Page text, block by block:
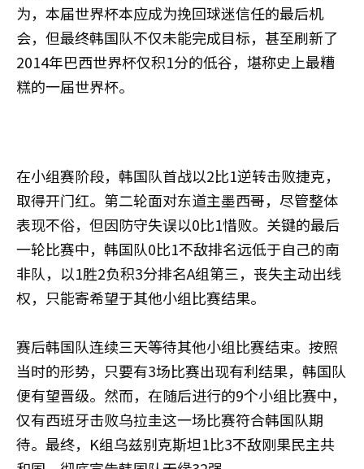
为，本届世界杯本应成为挽回球迷信任的最后机
会，但最终韩国队不仅未能完成目标，甚至刷新了
2014年巴西世界杯仅积1分的低谷，堪称史上最糟
糕的一届世界杯。
在小组赛阶段，韩国队首战以2比1逆转击败捷克，
取得开门红。第二轮面对东道主墨西哥，尽管整体
表现不俗，但因防守失误以0比1惜败。关键的最后
一轮比赛中，韩国队0比1不敌排名远低于自己的南
非队，以1胜2负积3分排名A组第三，丧失主动出线
权，只能寄希望于其他小组比赛结果。
赛后韩国队连续三天等待其他小组比赛结束。按照
当时的形势，只要有3场比赛出现有利结果，韩国队
便有望晋级。然而，在随后进行的9个小组比赛中，
仅有西班牙击败乌拉圭这一场比赛符合韩国队期
待。最终，K组乌兹别克斯坦1比3不敌刚果民主共